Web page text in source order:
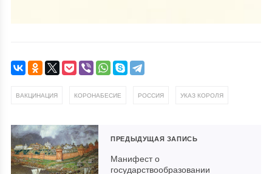
ВАКЦИНАЦИЯ КОРОНАБЕСИЕ РОССИЯ УКАЗ КОРОЛЯ
ПРЕДЫДУЩАЯ ЗАПИСЬ
Манифест о
государствообразовании